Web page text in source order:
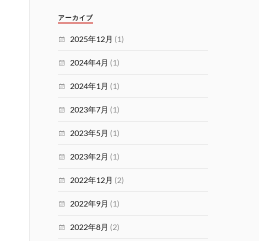
アーカイブ
2025年12月 (1)
2024年4月 (1)
2024年1月 (1)
2023年7月 (1)
2023年5月 (1)
2023年2月 (1)
2022年12月 (2)
2022年9月 (1)
2022年8月 (2)